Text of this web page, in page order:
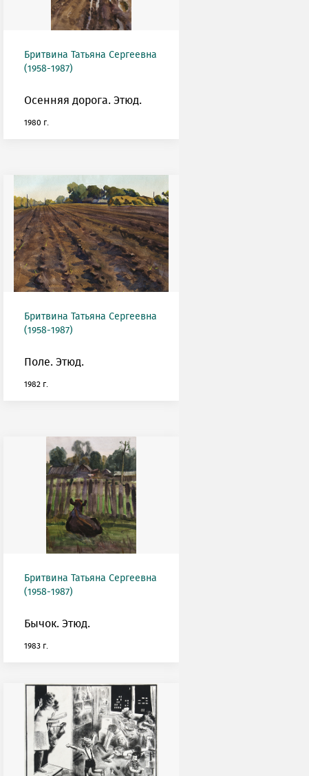
Бритвина Татьяна Сергеевна
(1958-1987)
Осенняя дорога. Этюд.
1980 г.
Бритвина Татьяна Сергеевна
(1958-1987)
Поле. Этюд.
1982 г.
Бритвина Татьяна Сергеевна
(1958-1987)
Бычок. Этюд.
1983 г.